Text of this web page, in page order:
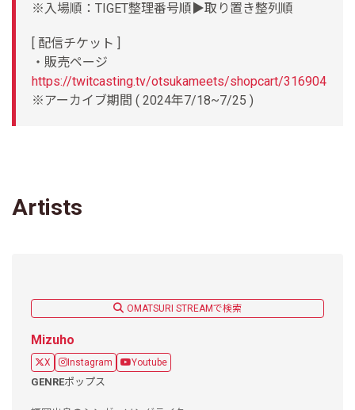
※入場順：TIGET整理番号順▶︎取り置き整列順
[ 配信チケット ]
・販売ページ
https://twitcasting.tv/otsukameets/shopcart/316904
※アーカイブ期間 ( 2024年7/18~7/25 )
Artists
OMATSURI STREAMで検索
Mizuho
X Instagram Youtube
GENREポップス